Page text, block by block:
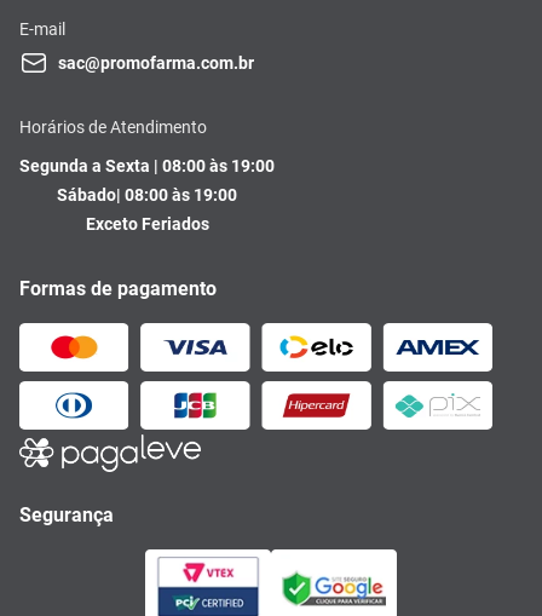
E-mail
sac@promofarma.com.br
Horários de Atendimento
Segunda a Sexta | 08:00 às 19:00
Sábado| 08:00 às 19:00
Exceto Feriados
Formas de pagamento
Segurança